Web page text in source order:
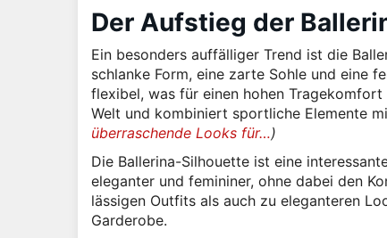
Der Aufstieg der
Ein besonders auffälliger Trend ist die
schlanke Form, eine zarte Sohle und eine
flexibel, was für einen hohen
Welt und kombiniert sportliche Elemente
überraschende Looks für…)
Die Ballerina-Silhouette ist eine
eleganter und femininer, ohne dabei den
lässigen Outfits als auch zu eleganteren
Garderobe.